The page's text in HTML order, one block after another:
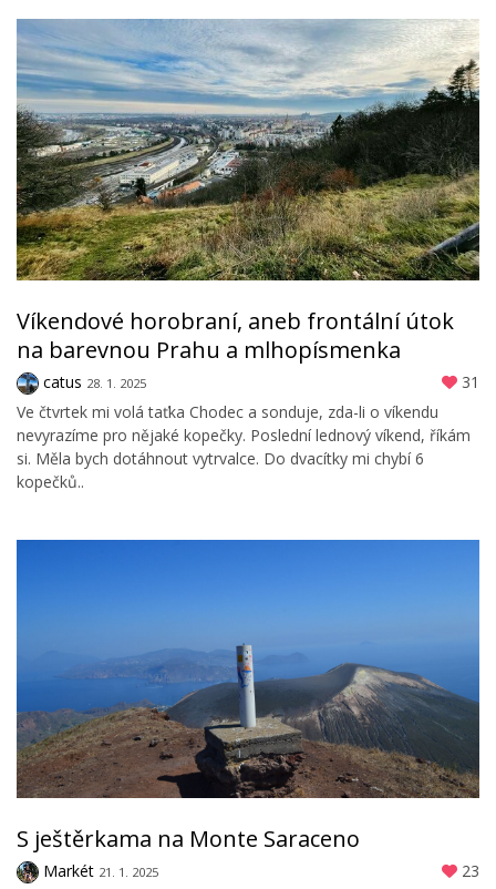
Víkendové horobraní, aneb frontální útok
na barevnou Prahu a mlhopísmenka
catus 28. 1. 2025
31
Ve čtvrtek mi volá taťka Chodec a sonduje, zda-li o víkendu
nevyrazíme pro nějaké kopečky. Poslední lednový víkend, říkám
si. Měla bych dotáhnout vytrvalce. Do dvacítky mi chybí 6
kopečků..
S ještěrkama na Monte Saraceno
Markét 21. 1. 2025
23